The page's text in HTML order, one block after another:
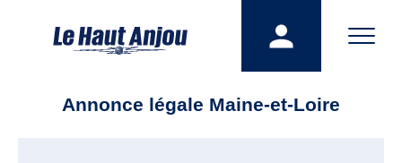
Annonce légale Maine-et-Loire